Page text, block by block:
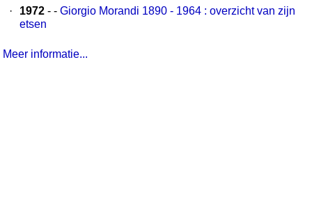
·
1972 - - Giorgio Morandi 1890 - 1964 : overzicht van zijn
etsen
Meer informatie...